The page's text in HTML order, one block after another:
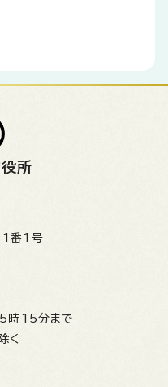
所
1番1号
時15分まで
く